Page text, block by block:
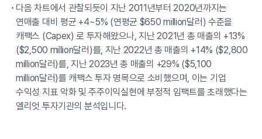
다음 차트에서 관찰되듯이 지난 2011년부터 2020년까지는
연매출 대비 평균 +4~5% (연평균 $650 million달러) 수준을
캐팩스 (Capex) 로 투자해왔으나, 지난 2021년 총 매출의 +13%
($2,500 million달러)를, 지난 2022년 총 매출의 +14% ($2,800
million달러)를, 지난 2023년 총 매출의 +29% ($5,100
million달러)를 캐팩스 투자 명목으로 소비했으며, 이는 기업
수익성 지표 악화 및 주주이익실현에 부정적 임팩트를 초래했다는
엘리엇 투자기관의 분석입니다.